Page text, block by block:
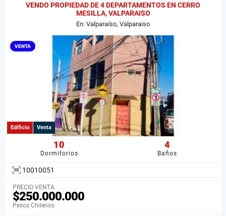
VENDO PROPIEDAD DE 4 DEPARTAMENTOS EN CERRO
MESILLA, VALPARAISO
En: Valparaíso, Valparaiso
VENTA
Edificio Venta
10
Dormitorios
4
Baños
10010051
PRECIO VENTA
$250.000.000
Pesos Chilenos